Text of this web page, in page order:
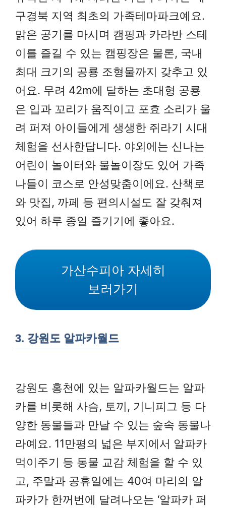
구경북 지역 최초의 가족테마파크예요.
맑은 공기를 마시며 캠핑과 카라반 스테
이를 즐길 수 있는 캠핑장은 물론, 국내
최대 크기의 공룡 조형물까지 갖추고 있
어요. 무려 42m에 달하는 초대형 공룡
은 입과 꼬리가 움직이고 포효 소리가 울
려 퍼져 아이들에게 생생한 쥐라기 시대
체험을 선사한답니다. 야외에는 신나는
어린이 놀이터와 물놀이장도 있어 가족
나들이 코스로 안성맞춤이에요. 산책로
와 맛집, 까페 등 편의시설도 잘 갖춰져
있어 하루 종일 즐기기에 좋아요.
가산수피아 자세히
보러가기
3. 강원도 알파카월드
강원도 홍천에 있는 알파카월드는 알파
카를 비롯해 사슴, 토끼, 기니피그 등 다
양한 동물들과 만날 수 있는 숲속 동물나
라예요. 11만평의 넓은 부지에서 알파카
먹이주기 등 동물 교감 체험을 할 수 있
고, 주말과 공휴일에는 40여 마리의 알
파카가 한꺼번에 달려나오는 ‘알파카 퍼